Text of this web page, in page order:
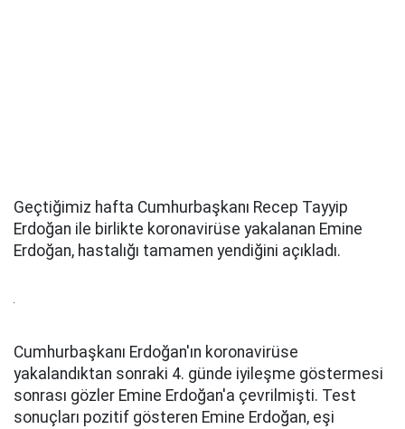
Geçtiğimiz hafta Cumhurbaşkanı Recep Tayyip
Erdoğan ile birlikte koronavirüse yakalanan Emine
Erdoğan, hastalığı tamamen yendiğini açıkladı.
Cumhurbaşkanı Erdoğan'ın koronavirüse
yakalandıktan sonraki 4. günde iyileşme göstermesi
sonrası gözler Emine Erdoğan'a çevrilmişti. Test
sonuçları pozitif gösteren Emine Erdoğan, eşi